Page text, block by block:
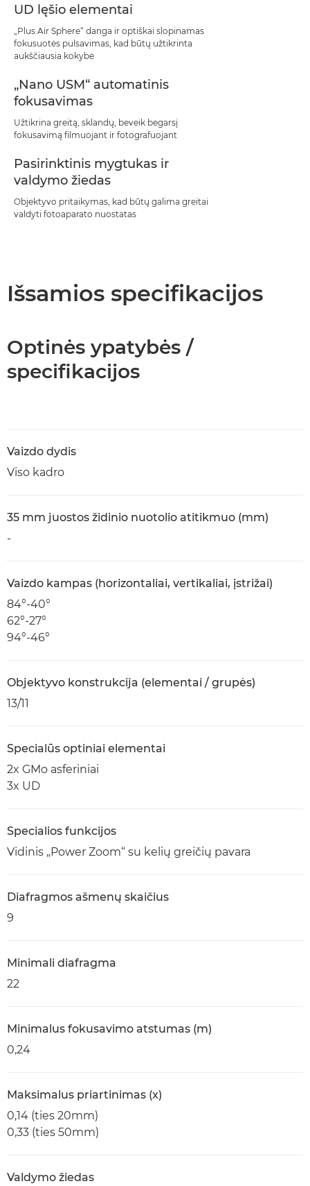
UD lęšio elementai
„Plus Air Sphere“ danga ir optiškai slopinamas
fokusuotės pulsavimas, kad būtų užtikrinta
aukščiausia kokybė
„Nano USM“ automatinis
fokusavimas
Užtikrina greitą, sklandų, beveik begarsį
fokusavimą filmuojant ir fotografuojant
Pasirinktinis mygtukas ir
valdymo žiedas
Objektyvo pritaikymas, kad būtų galima greitai
valdyti fotoaparato nuostatas
Išsamios specifikacijos
Optinės ypatybės /
specifikacijos
Vaizdo dydis
Viso kadro
35 mm juostos židinio nuotolio atitikmuo (mm)
-
Vaizdo kampas (horizontaliai, vertikaliai, įstrižai)
84°-40°
62°-27°
94°-46°
Objektyvo konstrukcija (elementai / grupės)
13/11
Specialūs optiniai elementai
2x GMo asferiniai
3x UD
Specialios funkcijos
Vidinis „Power Zoom“ su kelių greičių pavara
Diafragmos ašmenų skaičius
9
Minimali diafragma
22
Minimalus fokusavimo atstumas (m)
0,24
Maksimalus priartinimas (x)
0,14 (ties 20mm)
0,33 (ties 50mm)
Valdymo žiedas